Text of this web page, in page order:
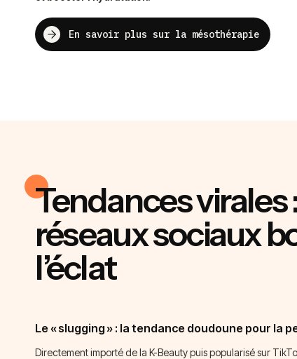
En savoir plus sur la mésothérapie
Tendances virales
réseaux sociaux
l’éclat
Le « slugging » : la tendance doudoune pour la
Directement importé de la K-Beauty puis popularisé sur